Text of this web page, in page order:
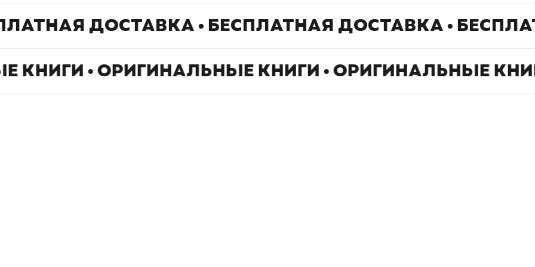
ДОСТАВКА • БЕСПЛАТНАЯ ДОСТАВКА •
КНИГИ • ОРИГИНАЛЬНЫЕ КНИГИ • ОРИГИНАЛЬНЫЕ